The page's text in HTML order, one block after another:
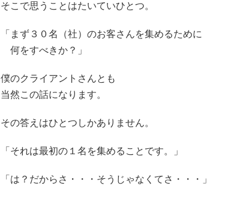
そこで思うことはたいていひとつ。
「まず３０名（社）のお客さんを集めるために
何をすべきか？」
僕のクライアントさんとも
当然この話になります。
その答えはひとつしかありません。
「それは最初の１名を集めることです。」
「は？だからさ・・・そうじゃなくてさ・・・」